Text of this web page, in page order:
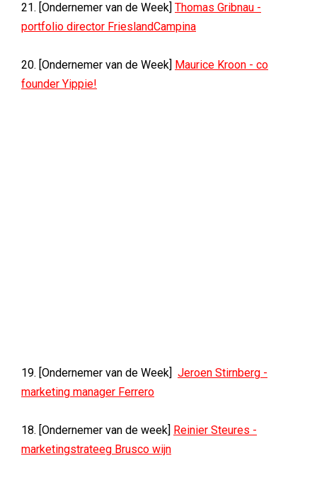
21. [Ondernemer van de Week] Thomas Gribnau -
portfolio director FrieslandCampina
20. [Ondernemer van de Week] Maurice Kroon - co
founder Yippie!
19. [Ondernemer van de Week] Jeroen Stirnberg -
marketing manager Ferrero
18. [Ondernemer van de week] Reinier Steures -
marketingstrateeg Brusco wijn